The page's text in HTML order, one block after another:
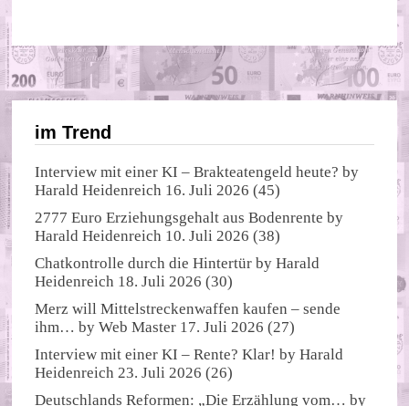
im Trend
Interview mit einer KI – Brakteatengeld heute? by
Harald Heidenreich 16. Juli 2026 (45)
2777 Euro Erziehungsgehalt aus Bodenrente by
Harald Heidenreich 10. Juli 2026 (38)
Chatkontrolle durch die Hintertür byHarald
Heidenreich 18. Juli 2026 (30)
Merz will Mittelstreckenwaffen kaufen – sende
ihm… byWeb Master 17. Juli 2026 (27)
Interview mit einer KI – Rente? Klar! byHarald
Heidenreich 23. Juli 2026 (26)
Deutschlands Reformen: „Die Erzählung vom… by